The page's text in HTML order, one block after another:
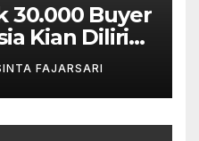
30.000 Buyer
Kian Dilirik
ASEAN
FAJARSARI